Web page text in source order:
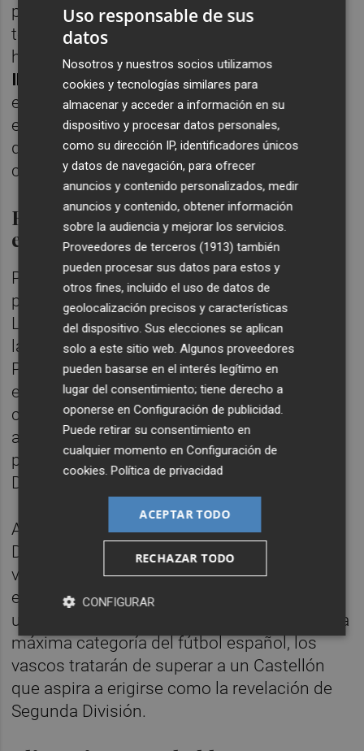
partidos de preparación, han anotado un
total de 21 goles, han recibido solo cinco y
han goleado a
Elche (0-6), Nàstic
Ibiza
(0-3). Pese a ello, Schreuder ha querido
echar agua al vino yaclarar en la previa
encuentro que son "nuevos en esta liga" y
que deben "pensar partido a partido para
conseguir el objetivo de la salvación".
El Eibar, un rival de altura para
empezar
Pocos rivales habían peores que el Eibar
para dar comienzo a la nueva temporada.
Los vascos vienen de quedarse al borde de
la gloria en las tres últimas temporadas.
Parece que una maldición les persigue: tras
el descenso de categoría llevan tres
campañas consecutivas a un solo punto del
ascenso directo y cayendo eliminados en la
primera ronda de la promoción a Primera
División.
Anímicamente, es algo difícil de superar.
Deportivamente, ya se han levantado dos
veces. Con
Joseba Etxeberriacomo nuevo
entrenador, un total de 10 incorporaciones y
un proyecto que vuelve aspirar a retornar a la
máxima categoría del fútbol español, los
vascos tratarán de superar a un Castellón
que aspira a erigirse como la revelación de
Segunda División.
Uso responsable de sus
datos
Nosotros y nuestros socios utilizamos
cookies y tecnologías similares para
almacenar y acceder a información en su
dispositivo y procesar datos personales,
como su dirección IP, identificadores únicos
y datos de navegación, para ofrecer
anuncios y contenido personalizados, medir
anuncios y contenido, obtener información
sobre la audiencia y mejorar los servicios.
Proveedores de terceros (1913) también
pueden procesar sus datos para estos y
otros fines, incluido el uso de datos de
geolocalización precisos y características
del dispositivo. Sus elecciones se aplican
solo a este sitio web. Algunos proveedores
pueden basarse en el interés legítimo en
lugar del consentimiento; tiene derecho a
oponerse enConfiguración de publicidad
Puede retirar su consentimiento en
cualquier momento enConfiguración de
cookies .Política de privacidad
ACEPTAR TODO
RECHAZAR TODO
CONFIGURAR